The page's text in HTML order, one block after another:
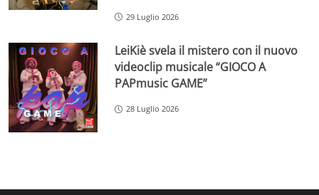
29 Luglio 2026
LeiKiè svela il mistero con il nuovo
videoclip musicale “GIOCO A
PAPmusic GAME”
28 Luglio 2026